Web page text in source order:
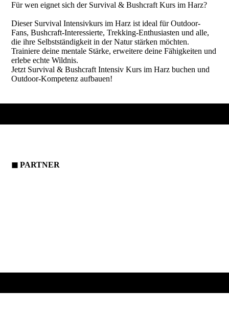
Für wen eignet sich der Survival & Bushcraft Kurs im Harz?
Dieser Survival Intensivkurs im Harz ist ideal für Outdoor-
Fans, Bushcraft-Interessierte, Trekking-Enthusiasten und alle,
die ihre Selbstständigkeit in der Natur stärken möchten.
Trainiere deine mentale Stärke, erweitere deine Fähigkeiten und
erlebe echte Wildnis.
Jetzt Survival & Bushcraft Intensiv Kurs im Harz buchen und
Outdoor-Kompetenz aufbauen!
◼ PARTNER